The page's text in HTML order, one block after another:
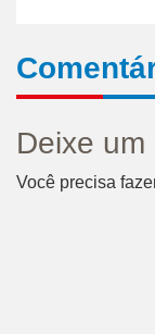
Deixe
Você precisa